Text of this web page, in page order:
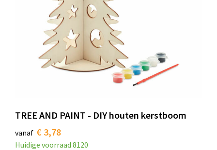
TREE AND PAINT - DIY houten kerstboom
vanaf € 3,78
Huidige voorraad 8120